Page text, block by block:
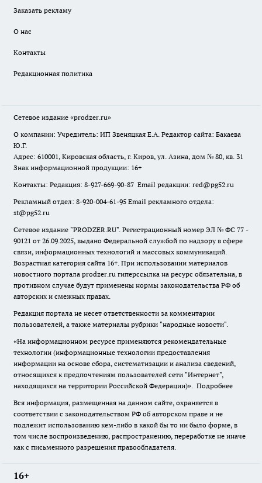
Заказать рекламу
О нас
Контакты
Редакционная политика
Сетевое издание «prodzer.ru»
О компании: Учредитель: ИП Звеняцкая Е.А. Редактор сайта: Бакаева
Ю.Г.
Адрес: 610001, Кировская область, г. Киров, ул. Азина, дом № 80, кв. 31
Знак информационной продукции: 16+
Контакты: Редакция: 8-927-669-90-87 Email редакции: red@pg52.ru
Рекламный отдел: 8-920-004-61-95 Email рекламного отдела:
st@pg52.ru
Сетевое издание "PRODZER.RU". Регистрационный номер ЭЛ № ФС 77 -
90121 от 26.09.2025, выдано Федеральной службой по надзору в сфере
связи, информационных технологий и массовых коммуникаций.
Возрастная категория сайта 16+. При использовании материалов
новостного портала prodzer.ru гиперссылка на ресурс обязательна, в
противном случае будут применены нормы законодательства РФ об
авторских и смежных правах.
Редакция портала не несет ответственности за комментарии
пользователей, а также материалы рубрики "народные новости".
«На информационном ресурсе применяются рекомендательные
технологии (информационные технологии предоставления
информации на основе сбора, систематизации и анализа сведений,
относящихся к предпочтениям пользователей сети "Интернет",
находящихся на территории Российской Федерации)». Подробнее
Вся информация, размещенная на данном сайте, охраняется в
соответствии с законодательством РФ об авторском праве и не
подлежит использованию кем-либо в какой бы то ни было форме, в
том числе воспроизведению, распространению, переработке не иначе
как с письменного разрешения правообладателя.
16+